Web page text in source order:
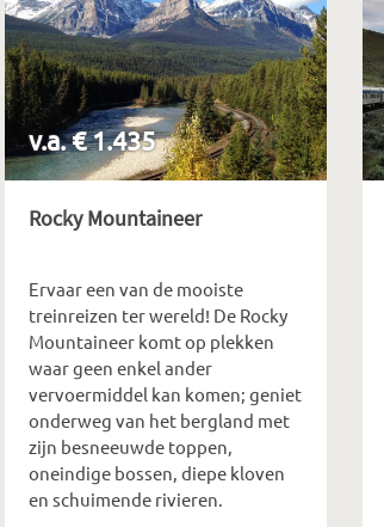
v.a. € 1.435
Rocky Mountaineer
Ervaar een van de mooiste
treinreizen ter wereld! De Rocky
Mountaineer komt op plekken
waar geen enkel ander
vervoermiddel kan komen; geniet
onderweg van het bergland met
zijn besneeuwde toppen,
oneindige bossen, diepe kloven
en schuimende rivieren.